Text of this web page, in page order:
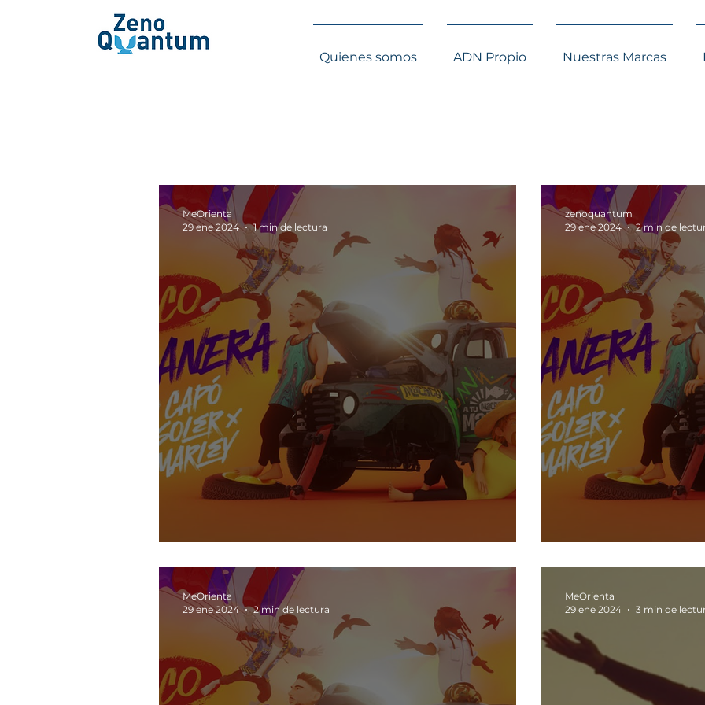
Quienes somos ADN Propio Nuestras Marcas
A tu manera
MeOrienta
29 ene 2024
1 min de lectura
A tu manera
zenoquantum
29 ene 2024
2 min de
MeOrienta
29 ene 2024
2 min de lectura
MeOrienta
29 ene 2024
3 min de